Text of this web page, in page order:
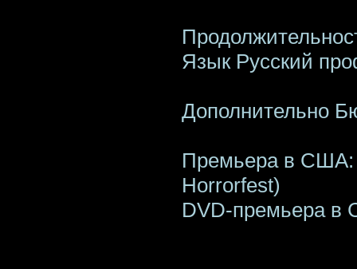
Язык Русский
Дополнительно
Премьера в США:
Horrorfest)
DVD-премьера в